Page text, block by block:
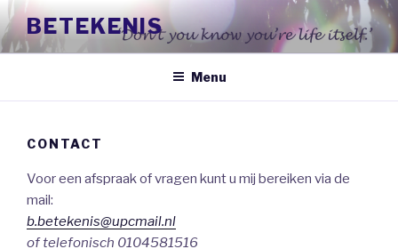
Naar
de
inhoud
BETEKENIS
Menu
CONTACT
Voor een afspraak of vragen kunt u mij bereiken via de
mail:
b.betekenis@upcmail.nl
of telefonisch 0104581516